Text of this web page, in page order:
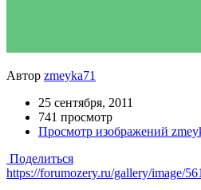
Автор zmeyka71
25 сентября, 2011
741 просмотр
Просмотр изображений
Поделиться
https://forumozery.ru/gallery/image/